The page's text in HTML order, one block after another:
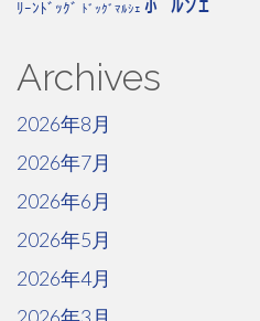
ﾘｰﾝﾄﾞｯｸﾞ ﾄﾞｯｸﾞﾏﾙｼｪ
Archives
2026年8月
2026年7月
2026年6月
2026年5月
2026年4月